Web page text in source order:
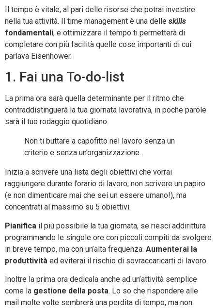
Il tempo è vitale, al pari delle risorse che potrai investire
nella tua attività. Il time management è una delle skills
fondamentali, e ottimizzare il tempo ti permetterà di
completare con più facilità quelle cose importanti di cui
parlava Eisenhower.
1. Fai una To-do-list
La prima ora sarà quella determinante per il ritmo che
contraddistinguerà la tua giornata lavorativa, in poche parole
sarà il tuo rodaggio quotidiano.
Non ti buttare a capofitto nel lavoro senza un
criterio e senza un’organizzazione.
Inizia a scrivere una lista degli obiettivi che vorrai
raggiungere durante l’orario di lavoro; non scrivere un papiro
(e non dimenticare mai che sei un essere umano!), ma
concentrati al massimo su 5 obiettivi.
Pianifica il più possibile la tua giornata, se riesci addirittura
programmando le singole ore con piccoli compiti da svolgere
in breve tempo, ma con un’alta frequenza. Aumenterai la
produttività ed eviterai il rischio di sovraccaricarti di lavoro.
Inoltre la prima ora dedicala anche ad un’attività semplice
come la gestione della posta. Lo so che rispondere alle
mail molte volte sembrerà una perdita di tempo, ma non